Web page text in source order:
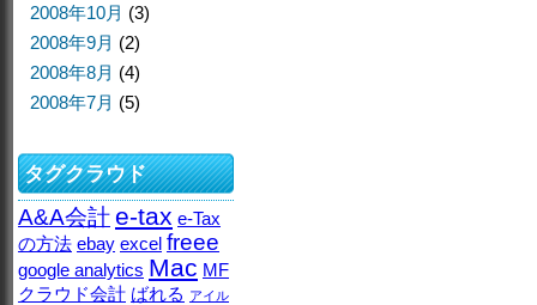
2008年10月 (3)
2008年9月 (2)
2008年8月 (4)
2008年7月 (5)
タグクラウド
A&A会計e-tax e-Tax
の方法 ebay excel freee
google analytics Mac MF
クラウド会計 ばれる アイル